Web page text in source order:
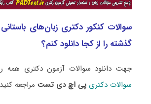
سوالات کنکور دکتری زبان‌های
گذشته را از کجا دانلود کنم؟
جهت دانلود سوالات آزمون دکتری همه
سوالات دکتری پی اچ دی تستمراجعه